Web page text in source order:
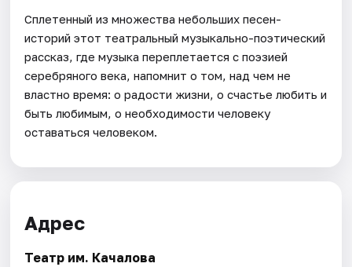
Сплетенный из множества небольших песен-
историй этот театральный музыкально-поэтический
рассказ, где музыка переплетается с поэзией
серебряного века, напомнит о том, над чем не
властно время: о радости жизни, о счастье любить и
быть любимым, о необходимости человеку
оставаться человеком.
Адрес
Театр им. Качалова